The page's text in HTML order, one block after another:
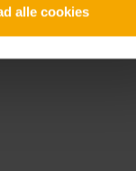
alle cookies